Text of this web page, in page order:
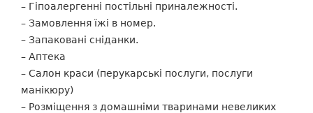
– Гіпоалергенні постільні приналежності.
– Замовлення їжі в номер.
– Запаковані сніданки.
– Аптека
– Салон краси (перукарські послуги, послуги
манікюру)
– Розміщення з домашніми тваринами невеликих